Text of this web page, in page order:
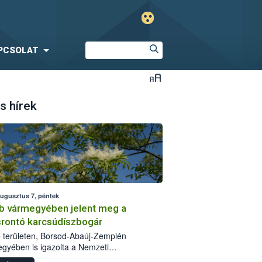
hírek
7, péntek
vármegyében jelent meg a
karcsúdíszbogár
területen, Borsod-Abaúj-Zemplén
is igazolta a Nemzeti
biztonsági Hivatal (Nébih) a